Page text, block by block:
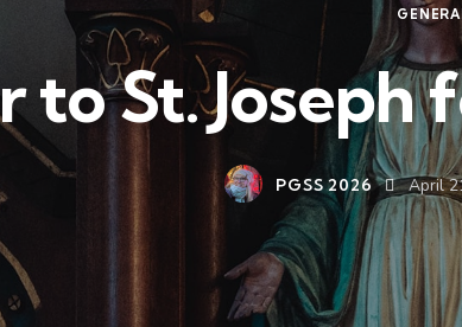
to St. Joseph
PGSS 2026 April